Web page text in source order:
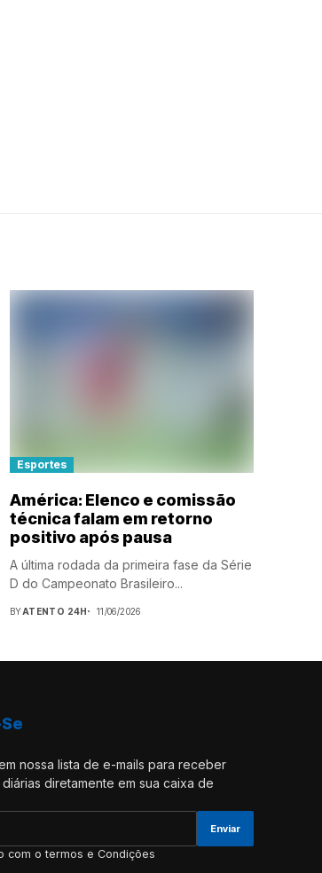
Esportes
América: Elenco e comissão
técnica falam em retorno
positivo após pausa
A última rodada da primeira fase da Série
D do Campeonato Brasileiro...
BYATENTO 24H 11/06/2026
nossa lista de e-mails para receber
diretamente em sua caixa de
com o termos e Condições